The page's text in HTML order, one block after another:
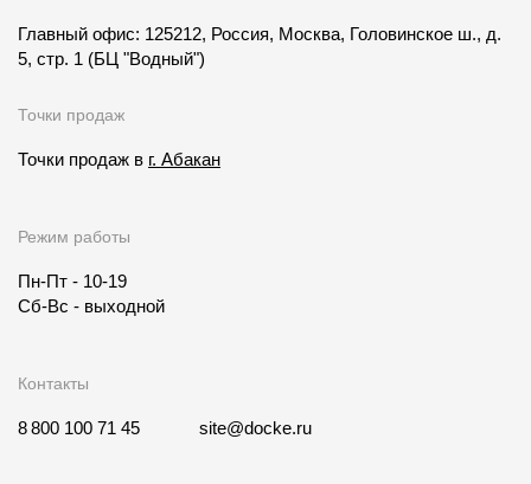
Главный офис: 125212, Россия, Москва, Головинское ш., д.
5, стр. 1 (БЦ "Водный")
Точки продаж
Точки продаж в г. Абакан
Режим работы
Пн-Пт - 10-19
Сб-Вс - выходной
Контакты
8 800 100 71 45 site@docke.ru